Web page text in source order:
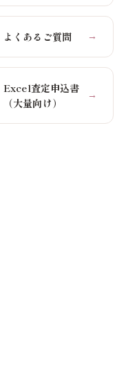
よくあるご質問 →
Excel査定申込書
（大量向け）
→